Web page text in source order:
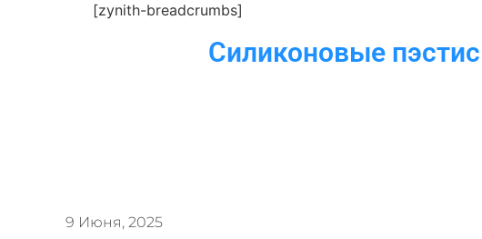
[zynith-breadcrumbs]
Силиконовые
9 Июня, 2025